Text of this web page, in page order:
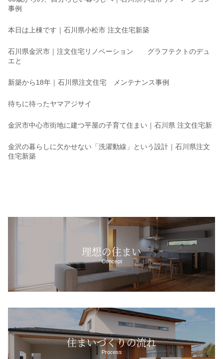
事例
本日は上棟です｜石川県小松市 注文住宅新築
石川県金沢市｜注文住宅リノベーション グラフテクトのデュ
エと
新築から18年｜石川県注文住宅 メンテナンス事例
待ちに待ったヤマアジサイ
金沢市中心市街地に建つ平屋の子育て住まい｜石川県 注文住宅新
金沢の暮らしに欠かせない「洗濯動線」という設計｜石川県注文
住宅新築
理想の住まい
Concept
住まいづくりの流れ
Process